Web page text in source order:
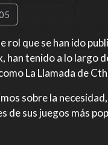
rol que se han ido
han tenido a lo largo
La Llamada de
sobre la
de sus juegos más